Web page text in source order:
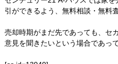
引ができるよう、無料相談・無料
売却時期がまだ先であっても、セ
意見を聞きたいという場合であっ